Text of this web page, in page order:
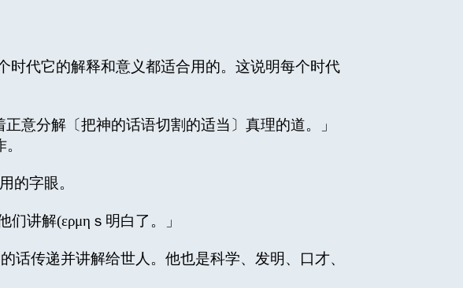
时代它的解释和意义都适合用的。这说明每个时代
意分解〔把神的话语切割的适当〕真理的道。」
的字眼。
讲解(ερμηｓ明白了。」
话传递并讲解给世人。他也是科学、发明、口才、